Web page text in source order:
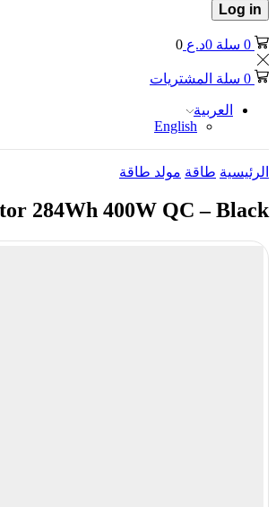
Log in
0 سلة 0د.ع 0
0 سلة المشتريات
العربية
English
الرئيسية طاقة مولد طاقة
284Wh 400W QC – Black